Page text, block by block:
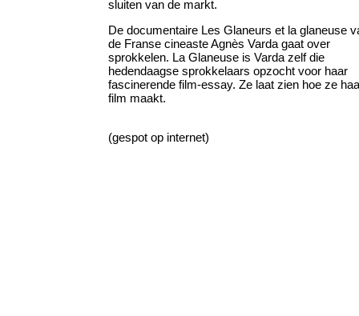
sluiten van de markt.
De documentaire Les Glaneurs et la glaneuse
de Franse cineaste Agnès Varda gaat over
sprokkelen. La Glaneuse is Varda zelf die
hedendaagse sprokkelaars opzocht voor haar
fascinerende film-essay. Ze laat zien hoe ze
film maakt.
(gespot op internet)